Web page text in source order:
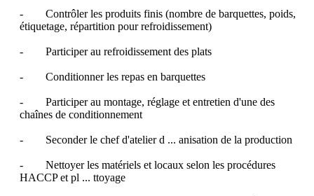
-        Contrôler les produits finis (nombre de barquettes, poids,
étiquetage, répartition pour refroidissement)
-        Participer au refroidissement des plats
-        Conditionner les repas en barquettes
-        Participer au montage, réglage et entretien d'une des
chaînes de conditionnement
-        Seconder le chef d'atelier d ... anisation de la production
-        Nettoyer les matériels et locaux selon les procédures
HACCP et pl ... ttoyage